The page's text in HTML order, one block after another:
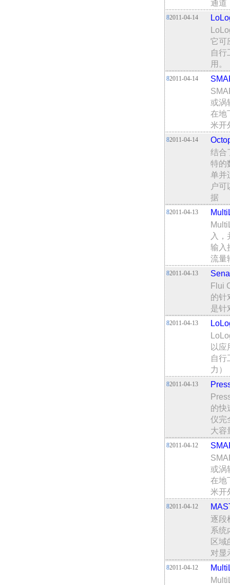
通道
82011-04-14
它可
自行
用。
82011-04-14
或涡
在地
米开
82011-04-14
结合
特的
单并
户
据
82011-04-13
入
输入
流量
82011-04-13
Flui
的针
是针
82011-04-13
以应
自行
力）
82011-04-13
的快
仪完
大容
82011-04-12
或涡
在地
米开
82011-04-12
逐段
系统
区域
对显
82011-04-12